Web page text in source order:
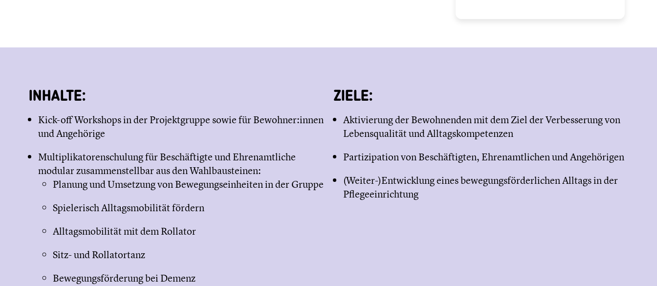
INHALTE:
Kick-off Workshops in der Projektgruppe sowie für Bewohner:innen
und Angehörige
Multiplikatorenschulung für Beschäftigte und Ehrenamtliche
modular zusammenstellbar aus den Wahlbausteinen:
Planung und Umsetzung von Bewegungseinheiten in der Gruppe
Spielerisch Alltagsmobilität fördern
Alltagsmobilität mit dem Rollator
Sitz- und Rollatortanz
Bewegungsförderung bei Demenz
ZIELE:
Aktivierung der Bewohnenden mit dem Ziel der Verbesserung von
Lebensqualität und Alltagskompetenzen
Partizipation von Beschäftigten, Ehrenamtlichen und Angehörigen
(Weiter-)Entwicklung eines bewegungsförderlichen Alltags in der
Pflegeeinrichtung